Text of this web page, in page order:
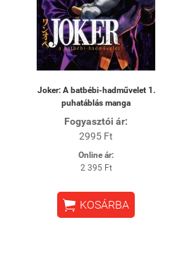
Joker: A batbébi-hadművelet 1.
puhatáblás manga
Fogyasztói ár:
2995 Ft
Online ár:
2 395 Ft
 KOSÁRBA